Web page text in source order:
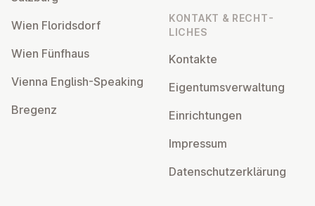
Wien Flor­idsdorf
Wien Fünfhaus
Vienna English-Speaking
Bregenz
KONTAKT & RECHT­
LICHES
Kontakte
Ei­gentums­ver­wal­tung
Ein­rich­tun­gen
Impressum
Datens­chutzerklärung